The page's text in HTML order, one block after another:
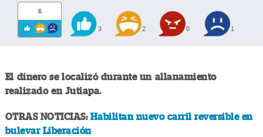
6
3 2 0 1
El dinero se localizó durante un allanamiento
realizado en Jutiapa.
OTRAS NOTICIAS: Habilitan nuevo carril reversible en
bulevar Liberación